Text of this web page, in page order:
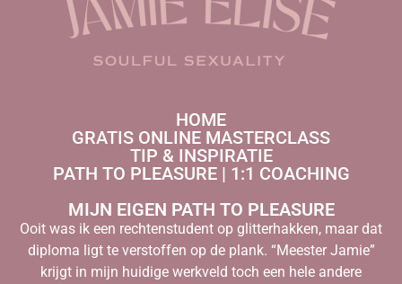
HOME
GRATIS ONLINE MASTERCLASS
TIP & INSPIRATIE
PATH TO PLEASURE | 1:1 COACHING
MIJN EIGEN PATH TO PLEASURE
Ooit was ik een rechtenstudent op glitterhakken, maar dat
diploma ligt te verstoffen op de plank. “Meester Jamie”
krijgt in mijn huidige werkveld toch een hele andere